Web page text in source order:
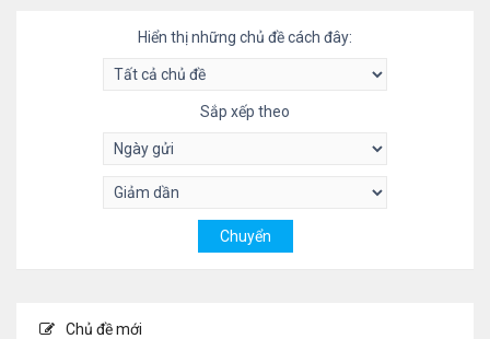
Hiển thị những chủ đề cách đây:
Sắp xếp theo
Chủ đề mới